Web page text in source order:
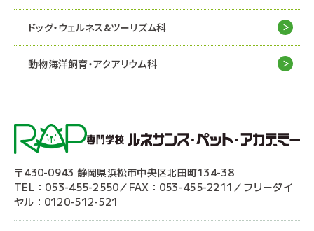
ドッグ・ウェルネス&ツーリズム科
動物海洋飼育・アクアリウム科
〒430-0943 静岡県浜松市中央区北田町134-38
TEL：053-455-2550／FAX：053-455-2211／フリーダイ
ヤル：0120-512-521